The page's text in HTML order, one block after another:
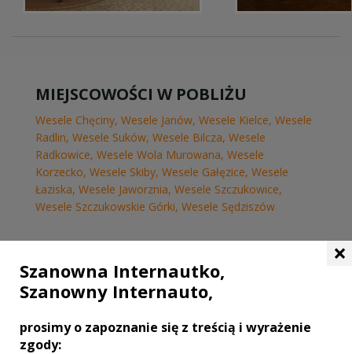
MIEJSCOWOŚCI W POBLIŻU
Wesele Chęciny, Wesele Janów, Wesele Kielce, Wesele
Radlin, Wesele Suków, Wesele Bilcza, Wesele
Radkowice, Wesele Wola Murowana, Wesele
Korzecko, Wesele Skiby, Wesele Gałęzice, Wesele
Łaziska, Wesele Jaworznia, Wesele Szczukowice,
Wesele Szczukowskie Górki, Wesele Sędziszów
WASZA OCENA: ×
Szanowna Internautko,
Szanowny Internauto,
prosimy o zapoznanie się z treścią i wyrażenie
zgody: